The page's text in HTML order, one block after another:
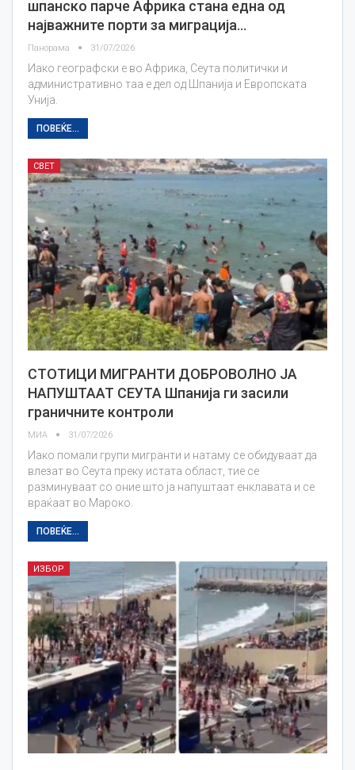
шпанско парче Африка стана една од
најважните порти за миграција…
Панорама 31/07/2026
Иако географски е во Африка, Сеута политички и
административно таа е дел од Шпанија и Европската
Унија.
ПОВЕЌЕ...
СВЕТ
СТОТИЦИ МИГРАНТИ ДОБРОВОЛНО ЈА
НАПУШТААТ СЕУТА Шпанија ги засили
граничните контроли
МИА 31/07/2026
Иако помали групи мигранти и натаму се обидуваат да
влезат во Сеута преку истата област, тие се
разминуваат со оние што ја напуштаат енклавата и се
враќаат во Мароко.
ПОВЕЌЕ...
ИЗБОР